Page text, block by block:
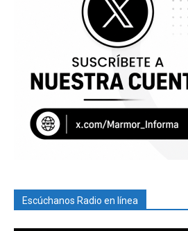
Escúchanos Radio en línea